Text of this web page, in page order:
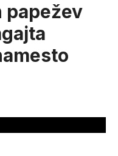
papežev